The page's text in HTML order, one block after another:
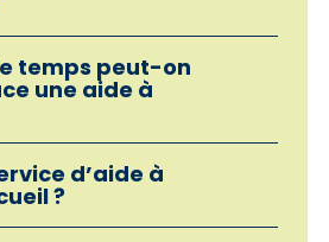
temps peut-on
une aide à
d’aide à
?